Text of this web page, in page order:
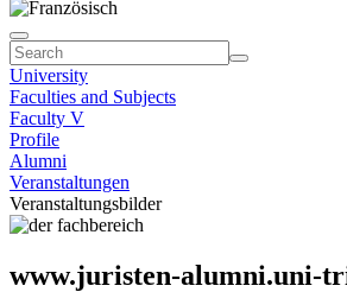
University
Faculties and Subjects
Faculty V
Profile
Alumni
Veranstaltungen
Veranstaltungsbilder
www.juristen-alumni.uni-